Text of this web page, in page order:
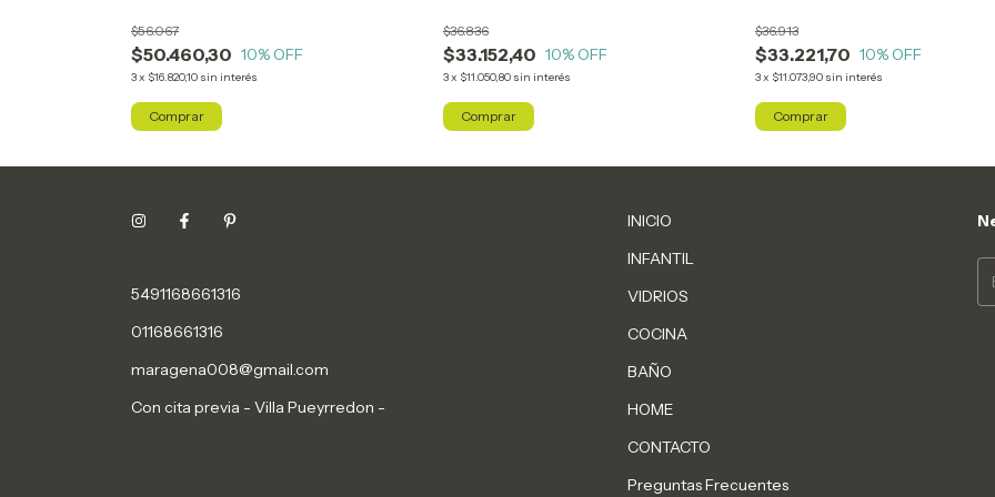
$50.460,30
$56.067
10% OFF
3x $16.820,10 sin interés
Comprar
$33.152,40
$36.836
10% OFF
3x $11.050,80 sin interés
Comprar
$33.221,70
$36.913
10% OFF
3x $11.073,90 sin interés
Comprar
5491168661316
01168661316
maragena008@gmail.com
Con cita previa - Villa Pueyrredon -
INICIO
INFANTIL
VIDRIOS
COCINA
BAÑO
HOME
CONTACTO
Preguntas Frecuentes